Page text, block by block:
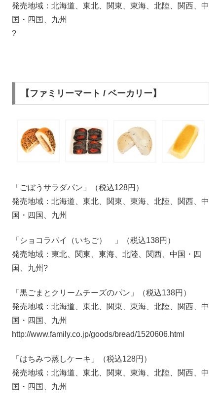
発売地域：北海道、東北、関東、東海、北陸、関西、中
国・四国、九州
?
【ファミリーマート / ベーカリー】
「ごぼうサラダパン」（税込128円）
発売地域：北海道、東北、関東、東海、北陸、関西、中
国・四国、九州
「ショコラパイ（いちご） 」（税込138円）
発売地域：東北、関東、東海、北陸、関西、中国・四
国、九州?
「黒ごまとクリームチーズのパン」（税込138円）
発売地域：北海道、東北、関東、東海、北陸、関西、中
国・四国、九州
http://www.family.co.jp/goods/bread/1520606.html
「はちみつ蒸しケーキ」（税込128円）
発売地域：北海道、東北、関東、東海、北陸、関西、中
国・四国、九州